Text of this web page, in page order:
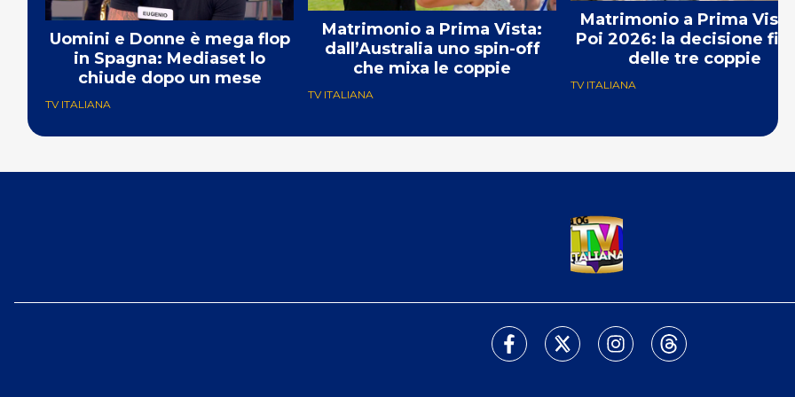
Uomini e Donne è mega flop
in Spagna: Mediaset lo
chiude dopo un mese
TV ITALIANA
Matrimonio a Prima Vista:
dall’Australia uno spin-off
che mixa le coppie
TV ITALIANA
Matrimonio a Prima Vista
Poi 2026: la decisione
delle tre coppie
TV ITALIANA